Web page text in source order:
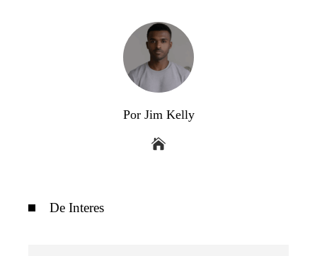
Por Jim Kelly
De Interes